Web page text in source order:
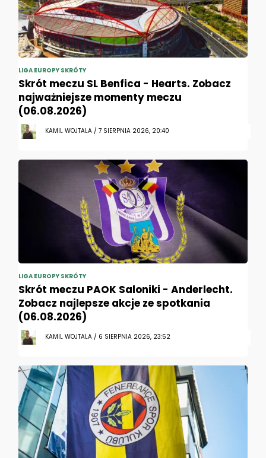
LIGA EUROPY SKRÓTY
Skrót meczu SL Benfica - Hearts. Zobacz
najważniejsze momenty meczu
(06.08.2026)
KAMIL WOJTALA / 7 SIERPNIA 2026, 20:40
LIGA EUROPY SKRÓTY
Skrót meczu PAOK Saloniki - Anderlecht.
Zobacz najlepsze akcje ze spotkania
(06.08.2026)
KAMIL WOJTALA / 6 SIERPNIA 2026, 23:52